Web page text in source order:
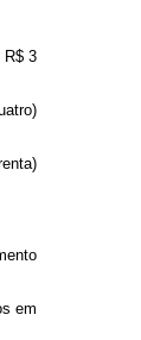
R$ 3
em